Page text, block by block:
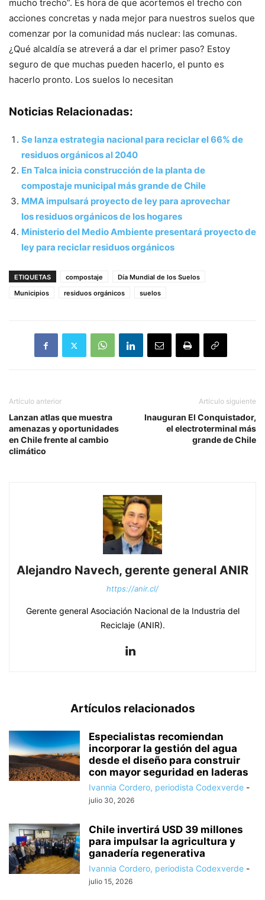
mucho trecho”. Es hora de que acortemos el trecho con
acciones concretas y nada mejor para nuestros suelos que
comenzar por la comunidad más nuclear: las comunas.
¿Qué alcaldía se atreverá a dar el primer paso? Estoy
seguro de que muchas pueden hacerlo, el punto es
hacerlo pronto. Los suelos lo necesitan
Noticias Relacionadas:
Se lanza estrategia nacional para reciclar el 66% de
residuos orgánicos al 2040
En Talca inicia construcción de la planta de
compostaje municipal más grande de Chile
MMA impulsará proyecto de ley para aprovechar
los residuos orgánicos de los hogares
Ministerio del Medio Ambiente presentará proyecto de
ley para reciclar residuos orgánicos
ETIQUETAS compostaje
Día Mundial de los Suelos
Municipios
residuos orgánicos suelos
Artículo anterior
Lanzan atlas que muestra
amenazas y oportunidades
en Chile frente al cambio
climático
Artículo siguiente
Inauguran El Conquistador,
el electroterminal más
grande de Chile
Alejandro Navech, gerente general ANIR
https://anir.cl/
Gerente general Asociación Nacional de la Industria del
Reciclaje (ANIR).
Artículos relacionados
Especialistas recomiendan
incorporar la gestión del agua
desde el diseño para construir
con mayor seguridad en laderas
Ivannia Cordero, periodista Codexverde -
julio 30, 2026
Chile invertirá USD 39 millones
para impulsar la agricultura y
ganadería regenerativa
Ivannia Cordero, periodista Codexverde -
julio 15, 2026